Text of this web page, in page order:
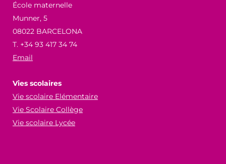
École maternelle
Munner, 5
08022 BARCELONA
T. +34 93 417 34 74
Email
Vies scolaires
Vie scolaire Elémentaire
Vie Scolaire Collège
Vie scolaire Lycée